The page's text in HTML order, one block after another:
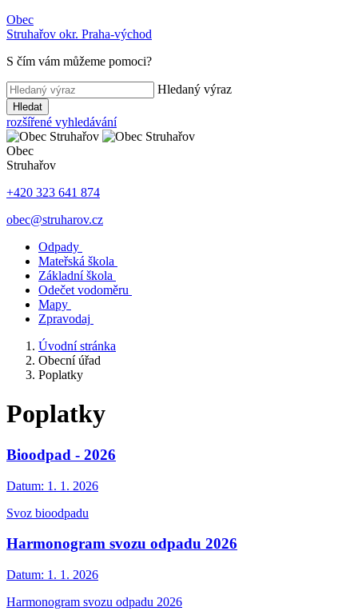
Obec
Struhařov okr. Praha-východ
S čím vám můžeme pomoci?
Hledaný výraz
Hledat
rozšířené vyhledávání
Obec
Struhařov
+420 323 641 874
obec@struharov.cz
Odpady
Mateřská škola
Základní škola
Odečet vodoměru
Mapy
Zpravodaj
Úvodní stránka
Obecní úřad
Poplatky
Poplatky
Bioodpad - 2026
Datum: 1. 1. 2026
Svoz bioodpadu
Harmonogram svozu odpadu 2026
Datum: 1. 1. 2026
Harmonogram svozu odpadu 2026